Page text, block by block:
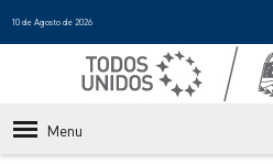
10 de Agosto de 2026
Menu